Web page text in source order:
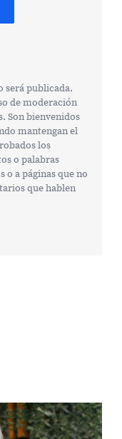
será publicada.
de moderación
Son bienvenidos
mantengan el
los
o palabras
a páginas que no
que hablen